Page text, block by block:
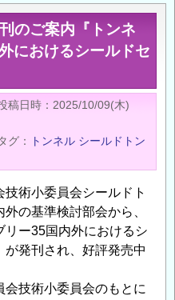
のご案内『トンネ
におけるシールドセ
稿日時
2025/10/09(木)
グ トンネル シールドトン
技術小委員会シールドト
の基準検討部会から、
リー35国内外におけるシ
発刊され、好評発売中
技術小委員会のもとに